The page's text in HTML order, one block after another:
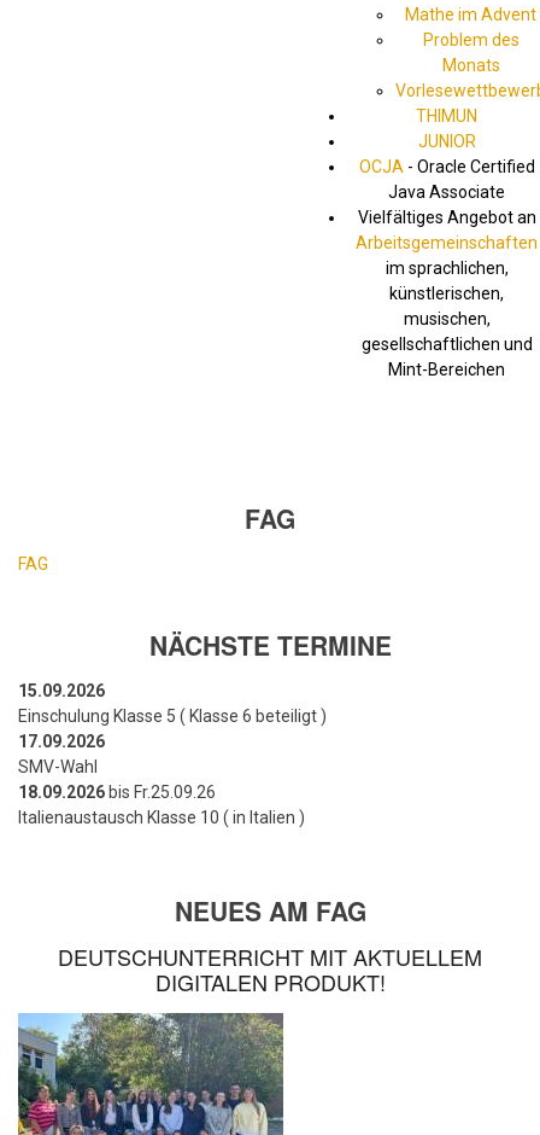
Mathe im Advent
Problem des
Monats
THIMUN
JUNIOR
OCJA - Oracle Certified
Java Associate
Vielfältiges Angebot an
Arbeitsgemeinschaften
im sprachlichen,
künstlerischen,
musischen,
gesellschaftlichen und
Mint-Bereichen
FAG
FAG
NÄCHSTE TERMINE
15.09.2026
Einschulung Klasse 5 ( Klasse 6 beteiligt )
17.09.2026
SMV-Wahl
18.09.2026 bis Fr.25.09.26
Italienaustausch Klasse 10 ( in Italien )
NEUES AM FAG
DEUTSCHUNTERRICHT MIT AKTUELLEM
DIGITALEN PRODUKT!